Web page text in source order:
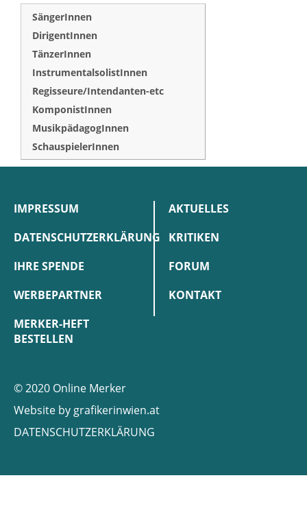
SängerInnen
DirigentInnen
TänzerInnen
InstrumentalsolistInnen
Regisseure/Intendanten-etc
KomponistInnen
MusikpädagogInnen
SchauspielerInnen
IMPRESSUM
DATENSCHUTZERKLÄRUNG
IHRE SPENDE
WERBEPARTNER
MERKER-HEFT
BESTELLEN
AKTUELLES
KRITIKEN
FORUM
KONTAKT
© 2020 Online Merker
Website by grafikerinwien.at
DATENSCHUTZERKLÄRUNG